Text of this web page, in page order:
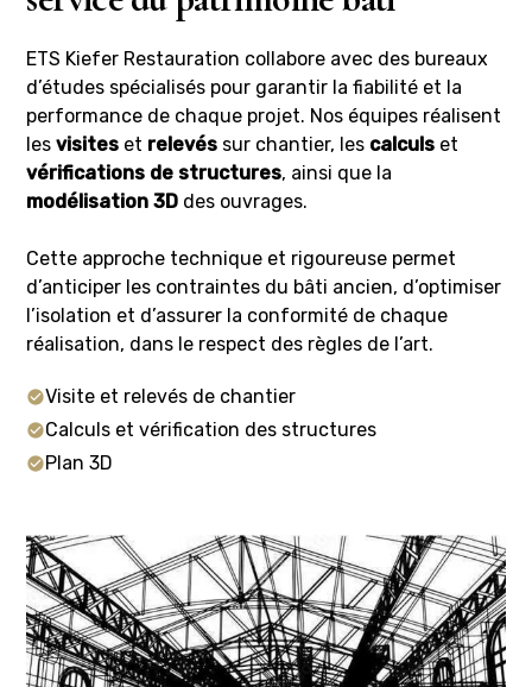
ETS Kiefer Restauration collabore avec des bureaux
d’études spécialisés pour garantir la fiabilité et la
performance de chaque projet. Nos équipes réalisent
lesvisites et relevés sur chantier, les calculs et
vérifications de structures, ainsi que la
modélisation 3D des ouvrages.
Cette approche technique et rigoureuse permet
d’anticiper les contraintes du bâti ancien, d’optimiser
l’isolation et d’assurer la conformité de chaque
réalisation, dans le respect des règles de l’art.
Visite et relevés de chantier
Calculs et vérification des structures
Plan 3D